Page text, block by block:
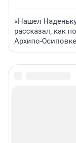
«Нашел
рассказал, как
Архипо-Осиповке